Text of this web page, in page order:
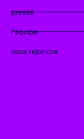
presse
l'équipe
nous rejoindre